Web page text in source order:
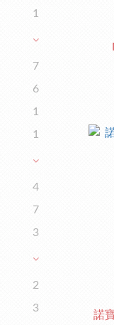
1
7
6
1
1
4
7
3
2
3
諾